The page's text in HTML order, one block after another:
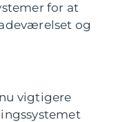
for at
og
vigtigere